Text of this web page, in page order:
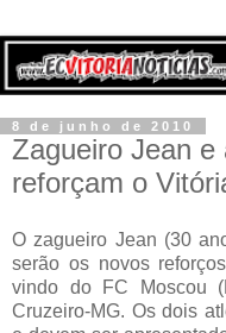
8 de junho de 2010
Zagueiro Jean e
reforçam o
O zagueiro Jean (30
serão os novos
vindo do FC Moscou
Cruzeiro-MG. Os dois